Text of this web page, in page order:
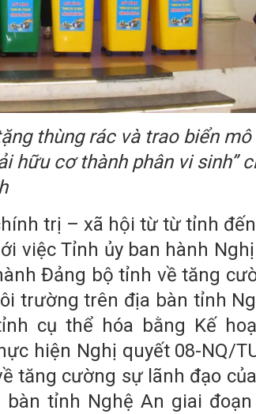
thùng rác và trao biển mô
hữu cơ thành phân vi sinh”
trị – xã hội từ từ tỉnh
việc Tỉnh ủy ban hành
Đảng bộ tỉnh về tăng
trường trên địa bàn tỉnh
cụ thể hóa bằng Kế
hiện Nghị quyết 08-NQ/
tăng cường sự lãnh đạo
tỉnh Nghệ An giai đoạn